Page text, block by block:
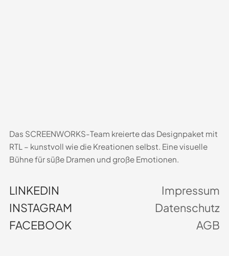
Das SCREENWORKS-Team kreierte das Designpaket mit
RTL – kunstvoll wie die Kreationen selbst. Eine visuelle
Bühne für süße Dramen und große Emotionen.
LINKEDIN
INSTAGRAM
FACEBOOK
Impressum
Datenschutz
AGB